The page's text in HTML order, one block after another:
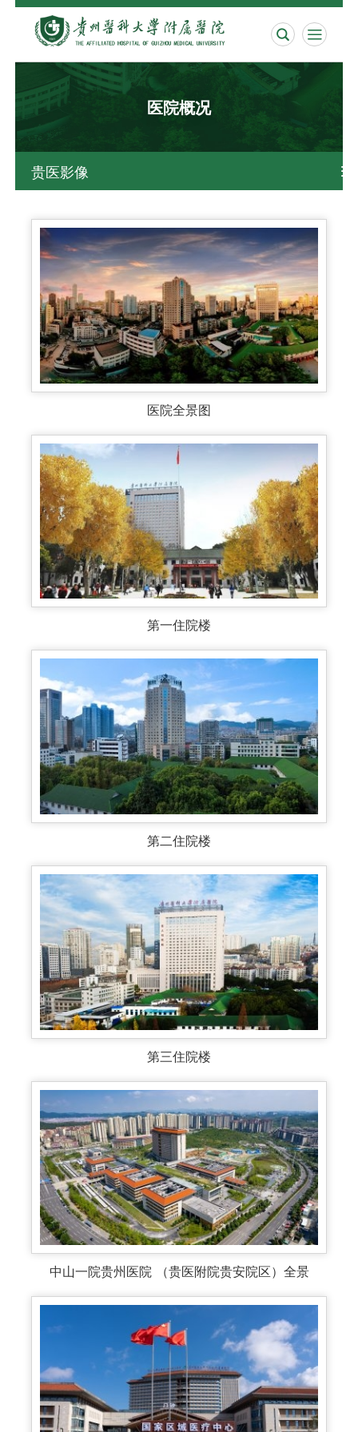
 
医院概况
贵医影像 
医院全景图
第一住院楼
第二住院楼
第三住院楼
中山一院贵州医院 （贵医附院贵安院区）全景